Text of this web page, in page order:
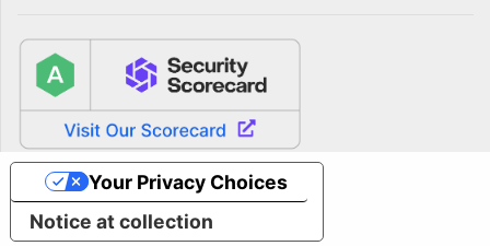
Notice at collection
Your Privacy Choices